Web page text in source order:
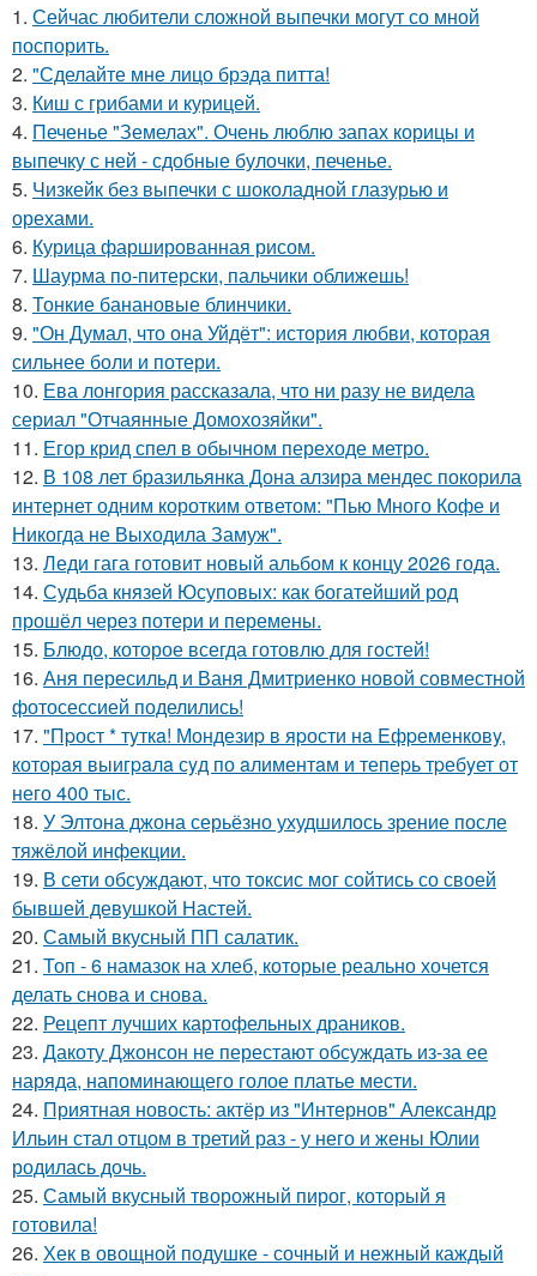
1. Сейчас любители сложной выпечки могут со мной
поспорить.
2. "Сделайте мне лицо брэда питта!
3. Киш с грибами и курицей.
4. Печенье "Земелах". Очень люблю запах корицы и
выпечку с ней - сдобные булочки, печенье.
5. Чизкейк без выпечки с шоколадной глазурью и
орехами.
6. Курица фаршированная рисом.
7. Шаурма по-питерски, пальчики оближешь!
8. Тонкие банановые блинчики.
9. "Он Думал, что она Уйдёт": история любви, которая
сильнее боли и потери.
10. Ева лонгория рассказала, что ни разу не видела
сериал "Отчаянные Домохозяйки".
11. Егор крид спел в обычном переходе метро.
12. В 108 лет бразильянка Дона алзира мендес покорила
интернет одним коротким ответом: "Пью Много Кофе и
Никогда не Выходила Замуж".
13. Леди гага готовит новый альбом к концу 2026 года.
14. Судьба князей Юсуповых: как богатейший род
прошёл через потери и перемены.
15. Блюдо, которое всегда готовлю для гoстей!
16. Аня пересильд и Ваня Дмитриенко новой совместной
фотосессией поделились!
17. "Пpост * тyткa! Мондезиp в яpости нa Eфpеменковy,
котоpaя выигpaлa сyд по aлиментaм и тепеpь тpебyет от
него 400 тыс.
18. У Элтона джона серьёзно ухудшилось зрение после
тяжёлой инфекции.
19. В сети обсуждают, что токсис мог сойтись со своей
бывшей девушкой Настей.
20. Самый вкусный ПП салатик.
21. Топ - 6 намазок на хлеб, которые реально хочется
делать снова и снова.
22. Рецепт лучших картофельных драников.
23. Дакоту Джонсон не перестают обсуждать из-за ее
наряда, напоминающего голое платье мести.
24. Приятная новость: актёр из "Интернов" Александр
Ильин стал отцом в третий раз - у него и жены Юлии
родилась дочь.
25. Самый вкусный творожный пирог, который я
готовила!
26. Хек в овощной подушке - сочный и нежный каждый